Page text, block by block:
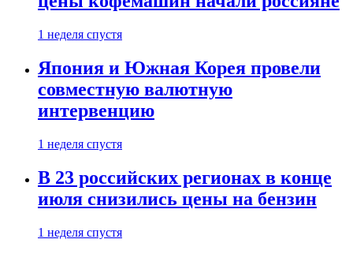
1 неделя спустя
Япония и Южная Корея провели
совместную валютную
интервенцию
1 неделя спустя
В 23 российских регионах в конце
июля снизились цены на бензин
1 неделя спустя